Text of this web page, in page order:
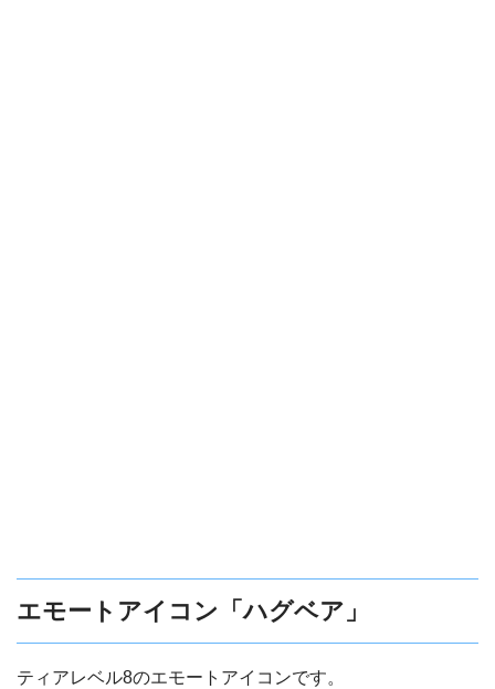
エモートアイコン「ハグベア」
ティアレベル8のエモートアイコンです。